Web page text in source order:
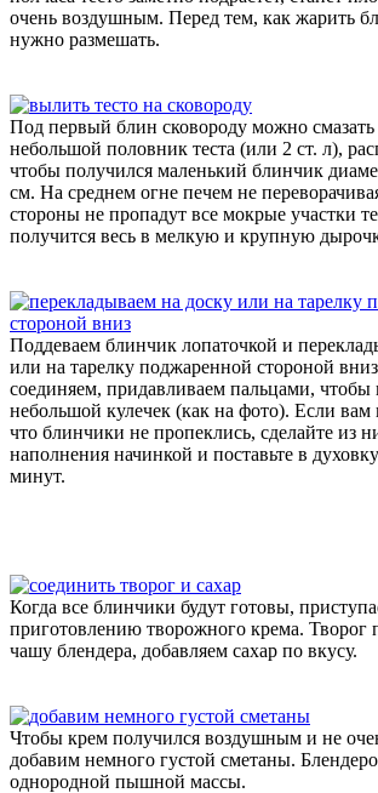
очень воздушным. Перед тем, как жарить
нужно размешать.
Под первый блин сковороду можно
небольшой половник теста (или 2 ст. л),
чтобы получился маленький блинчик
см. На среднем огне печем не
стороны не пропадут все мокрые участки
получится весь в мелкую и крупную
Поддеваем блинчик лопаточкой и
или на тарелку поджаренной стороной
соединяем, придавливаем пальцами, чтобы
небольшой кулечек (как на фото). Если вам
что блинчики не пропеклись, сделайте из
наполнения начинкой и поставьте в
минут.
Когда все блинчики будут готовы,
приготовлению творожного крема. Творог
чашу блендера, добавляем сахар по вкусу.
Чтобы крем получился воздушным и не
добавим немного густой сметаны.
однородной пышной массы.